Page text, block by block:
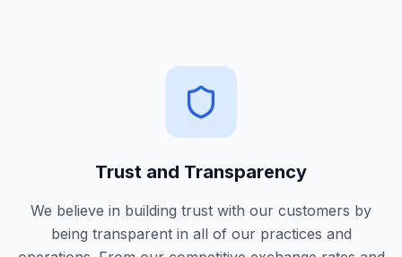
Trust and Transparency
We believe in building trust with our customers by
being transparent in all of our practices and